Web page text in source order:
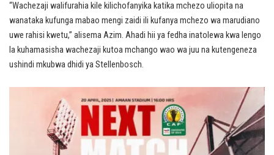
“Wachezaji walifurahia kile kilichofanyika katika mchezo uliopita na
wanataka kufunga mabao mengi zaidi ili kufanya mchezo wa marudiano
uwe rahisi kwetu,” alisema Azim. Ahadi hii ya fedha inatolewa kwa lengo
la kuhamasisha wachezaji kutoa mchango wao wa juu na kutengeneza
ushindi mkubwa dhidi ya Stellenbosch.